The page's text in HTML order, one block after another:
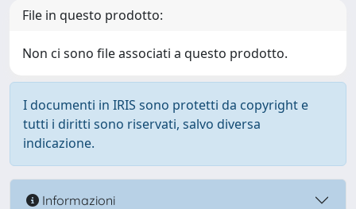
File in questo prodotto:
Non ci sono file associati a questo prodotto.
I documenti in IRIS sono protetti da copyright e
tutti i diritti sono riservati, salvo diversa
indicazione.
Informazioni